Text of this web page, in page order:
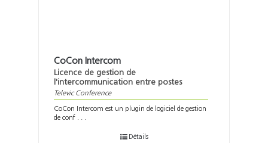
CoCon Intercom
Licence de gestion de
l'intercommunication entre postes
Televic Conference
CoCon Intercom est un plugin de logiciel de gestion
de conf . . .
Détails